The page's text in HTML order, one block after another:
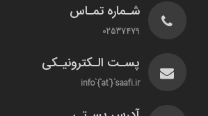
شـماره تمـاس
02537479
پسـت الـکترونیـکی
info`{`at`}`saafi.ir